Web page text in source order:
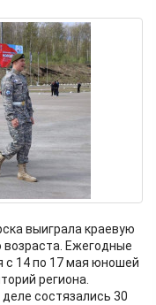
выиграла краевую
Ежегодные
с 14 по 17 мая юношей
региона.
состязались 30